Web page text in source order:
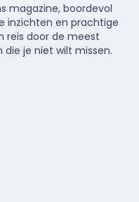
magazine, boordevol
inzichten en prachtige
reis door de meest
je niet wilt missen.